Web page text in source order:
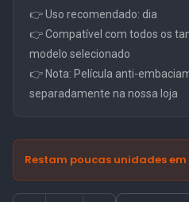
👉 Uso recomendado: dia
👉 Compatível com todos os
modelo selecionado
👉 Nota: Película anti-
separadamente na nossa loja
Restam poucas unidades